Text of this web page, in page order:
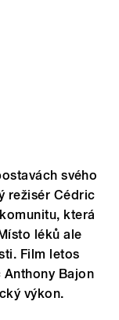
svého
režisér Cédric
která
léků ale
Film letos
Bajon
výkon.